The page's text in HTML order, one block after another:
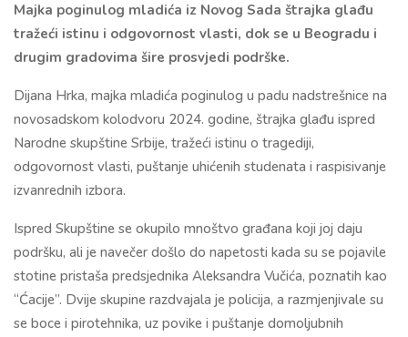
Majka poginulog mladića iz Novog Sada štrajka glađu
tražeći istinu i odgovornost vlasti, dok se u Beogradu i
drugim gradovima šire prosvjedi podrške.
Dijana Hrka, majka mladića poginulog u padu nadstrešnice na
novosadskom kolodvoru 2024. godine, štrajka glađu ispred
Narodne skupštine Srbije, tražeći istinu o tragediji,
odgovornost vlasti, puštanje uhićenih studenata i raspisivanje
izvanrednih izbora.
Ispred Skupštine se okupilo mnoštvo građana koji joj daju
podršku, ali je navečer došlo do napetosti kada su se pojavile
stotine pristaša predsjednika Aleksandra Vučića, poznatih kao
“Ćacije”. Dvije skupine razdvajala je policija, a razmjenjivale su
se boce i pirotehnika, uz povike i puštanje domoljubnih